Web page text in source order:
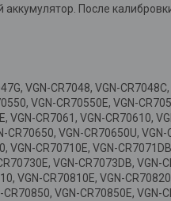
аккумулятор. После
VGN-CR7048, VGN-CR7048C,
VGN-CR70550E, VGN-
VGN-CR7061, VGN-CR70610,
CR70650, VGN-CR70650U, VGN-
VGN-CR70710E, VGN-
VGN-CR7073DB, VGN-
VGN-CR70810E, VGN-
VGN-CR70850E, VGN-